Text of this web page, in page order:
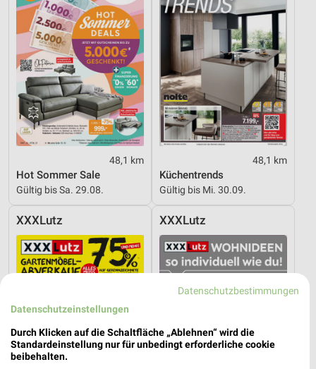
48,1 km
Hot Sommer Sale
Gültig bis Sa. 29.08.
48,1 km
Küchentrends
Gültig bis Mi. 30.09.
XXXLutz XXXLutz
Datenschutzbestimmungen
Datenschutzeinstellungen
Durch Klicken auf die Schaltfläche „Ablehnen“ wird die
Standardeinstellung nur für unbedingt erforderliche cookie
beibehalten.